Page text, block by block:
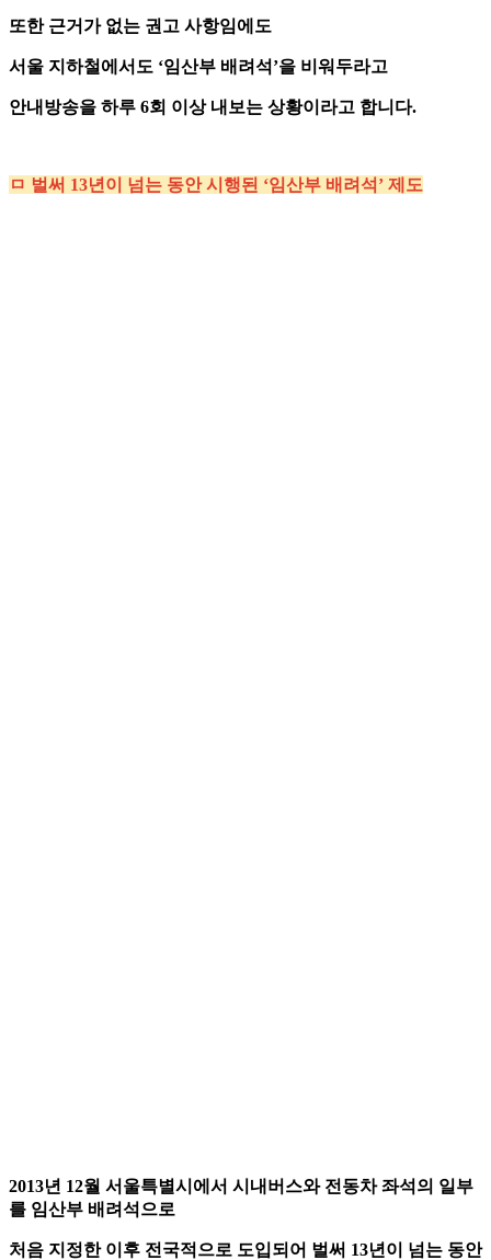
또한 근거가 없는 권고 사항임에도
서울 지하철에서도 ‘임산부 배려석’을 비워두라고
안내방송을 하루 6회 이상 내보는 상황이라고 합니다.
ㅁ 벌써 13년이 넘는 동안 시행된 ‘임산부 배려석’ 제도
2013년 12월 서울특별시에서 시내버스와 전동차 좌석의 일부
를 임산부 배려석으로
처음 지정한 이후 전국적으로 도입되어 벌써 13년이 넘는 동안